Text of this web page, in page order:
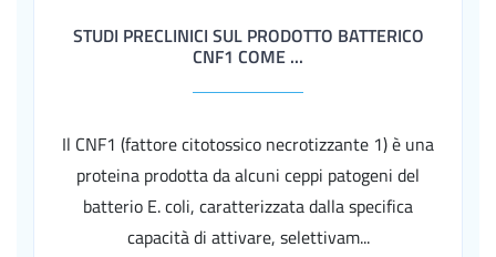
STUDI PRECLINICI SUL PRODOTTO BATTERICO
CNF1 COME ...
Il CNF1 (fattore citotossico necrotizzante 1) è una
proteina prodotta da alcuni ceppi patogeni del
batterio E. coli, caratterizzata dalla specifica
capacità di attivare, selettivam...